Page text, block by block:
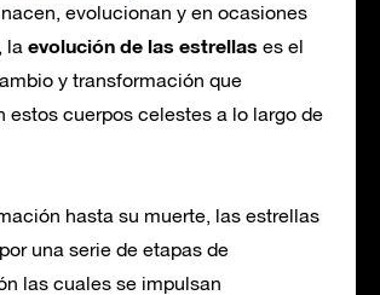
nacen, evolucionan y en ocasiones
la evolución de las estrellas es el
y transformación que
estos cuerpos celestes a lo largo de
hasta su muerte, las estrellas
una serie de etapas de
las cuales se impulsan